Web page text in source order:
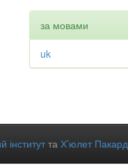
за мовами
uk
інститутта Х’юлет Пакард